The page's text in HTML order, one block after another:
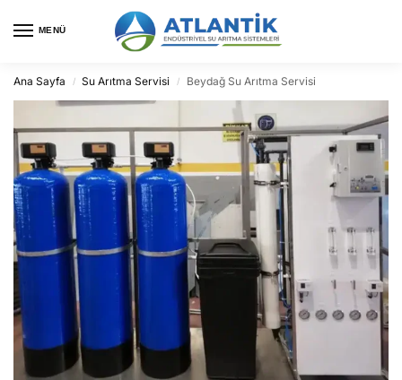
MENÜ
Ana Sayfa / Su Arıtma Servisi / Beydağ Su Arıtma Servisi